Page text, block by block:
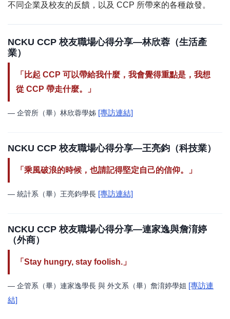
不同企業及校友的反饋，以及 CCP 所帶來的各種啟發。
NCKU CCP 校友職場心得分享—林欣蓉（生活產
業）
「比起 CCP 可以帶給我什麼，我會覺得重點是，我想
從 CCP 帶走什麼。」
— 企管所（畢）林欣蓉學姊 [專訪連結]
NCKU CCP 校友職場心得分享—王亮鈞（科技業）
「乘風破浪的時候，也請記得堅定自己的信仰。」
— 統計系（畢）王亮鈞學長 [專訪連結]
NCKU CCP 校友職場心得分享—連家逸與詹淯婷
（外商）
「Stay hungry, stay foolish.」
— 企管系（畢）連家逸學長 與 外文系（畢）詹淯婷學姐 [專訪連
結]